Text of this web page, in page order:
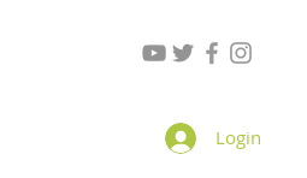
Login